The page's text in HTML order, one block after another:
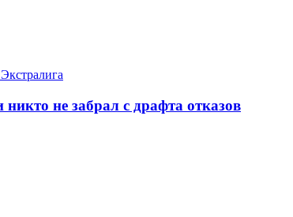
Экстралига
не забрал с драфта отказов